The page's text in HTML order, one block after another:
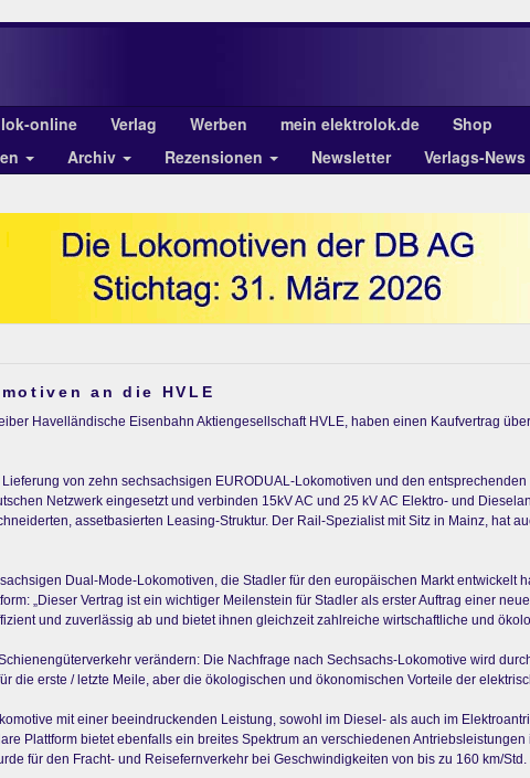
lok-online Verlag Werben mein elektrolok.de
Shop
Archiv Rezensionen Newsletter Verlags-News
an die HVLE
Havelländische Eisenbahn Aktiengesellschaft HVLE, haben einen Kaufvertrag
von zehn sechsachsigen EURODUAL-Lokomotiven und den
Netzwerk eingesetzt und verbinden 15kV AC und 25 kV AC Elektro- und
assetbasierten Leasing-Struktur. Der Rail-Spezialist mit Sitz in Mainz, hat
Dual-Mode-Lokomotiven, die Stadler für den europäischen Markt entwickelt
„Dieser Vertrag ist ein wichtiger Meilenstein für Stadler als erster Auftrag einer
und zuverlässig ab und bietet ihnen gleichzeit zahlreiche wirtschaftliche und
verändern: Die Nachfrage nach Sechsachs-Lokomotive wird
die erste / letzte Meile, aber die ökologischen und ökonomischen Vorteile der
mit einer beeindruckenden Leistung, sowohl im Diesel- als auch im
Plattform bietet ebenfalls ein breites Spektrum an verschiedenen
für den Fracht- und Reisefernverkehr bei Geschwindigkeiten von bis zu 160 km/